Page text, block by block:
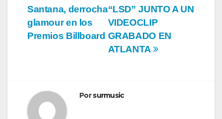
de
entradas
“LSD” JUNTO A UN
VIDEOCLIP
GRABADO EN
ATLANTA
Santana, derrocha
glamour en los
Premios Billboard
Porsurmusic